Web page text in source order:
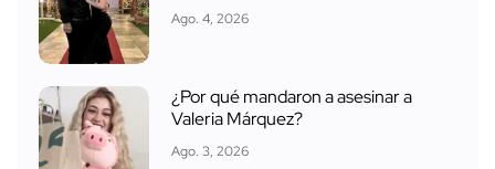
Ago. 4, 2026
¿Por qué mandaron a asesinar a
Valeria Márquez?
Ago. 3, 2026